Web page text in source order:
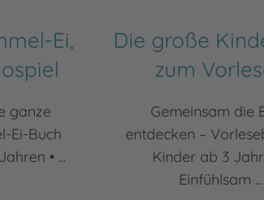
Ei,
ganze
Ei-Buch
• ...
Die große
zum
Gemeinsam die
entdecken –
Kinder ab 3
Einfühlsam ...